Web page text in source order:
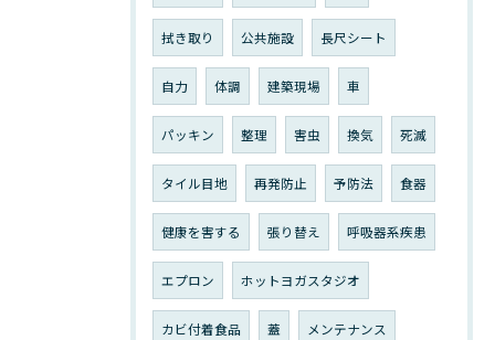
拭き取り 公共施設 長尺シート
自力 体調 建築現場 車
パッキン 整理 害虫 換気 死滅
タイル目地 再発防止 予防法 食器
健康を害する 張り替え 呼吸器系疾患
エプロン ホットヨガスタジオ
カビ付着食品 蓋 メンテナンス